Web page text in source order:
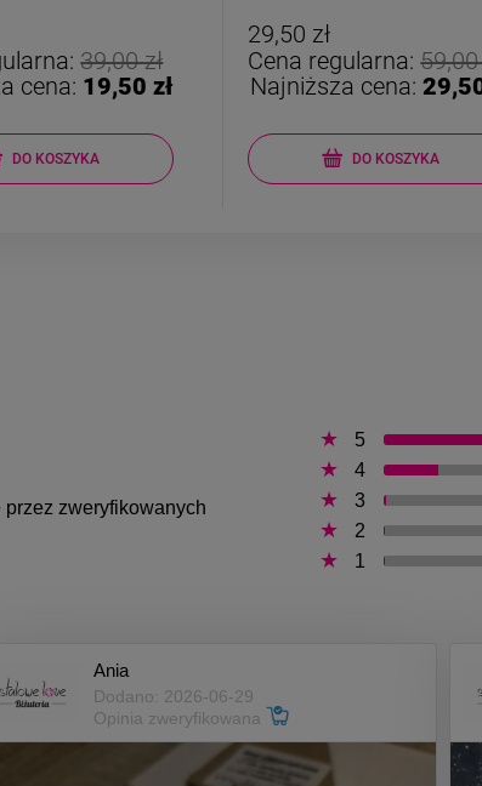
39,00 zł
cena: 19,50 zł
DO KOSZYKA
29,50 zł
Cena regularna:59,00
Najniższa cena:
DO KOSZYKA
zweryfikowanych
5
4
3
2
1
Ania
Dodano: 2026-06-29
Opinia zweryfikowana